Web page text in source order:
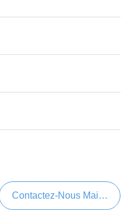
Contactez-Nous Maintenant